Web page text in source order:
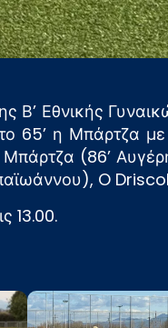
Β’ Εθνικής
65’ η Μπάρτζα
(86’
O
13.00.